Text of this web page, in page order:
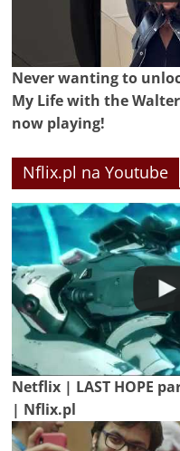
Never wanting to
My Life with the Walter
now playing!
Nflix.pl na Youtube
Netflix | LAST HOPE
| Nflix.pl